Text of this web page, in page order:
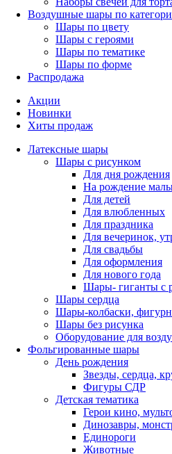
Воздушные шары по
Шары по цвету
Шары с героями
Шары по тематике
Шары по форме
Распродажа
Акции
Новинки
Хиты продаж
Латексные шары
Шары с рисунком
Для дня рождения
На рождение
Для детей
Для влюбленных
Для праздника
Для вечеринок,
Для свадьбы
Для оформления
Для нового года
Шары- гиганты с
Шары сердца
Шары-колбаски,
Шары без рисунка
Оборудование для
Фольгированные шары
День рождения
Звезды, сердца,
Фигуры СДР
Детская тематика
Герои кино,
Динозавры,
Единороги
Животные